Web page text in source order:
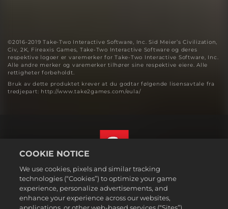
©2016-2019 Take-Two Interactive Software, Inc. Sid Meier’s Civilization,
Civ, 2K, Fireaxis Games, Take-Two Interactive Software og deres
respektive logoer er varemerker for Take-Two Interactive Software, Inc.
Alle andre merker og varemerker tilhører sine respektive eiere. Alle
rettigheter forbeholdt.
Bruk av dette produktet krever at du godtar følgende lisensavtale fra
tredjepart: http://www.take2games.com/eula/
Juridisk
Personvernerklæring
Norsk
COOKIE NOTICE
We use cookies, pixels and similar tracking
technologies (“Cookies”) to optimize your game
experience, personalize advertisements, and
enhance your experience across our websites,